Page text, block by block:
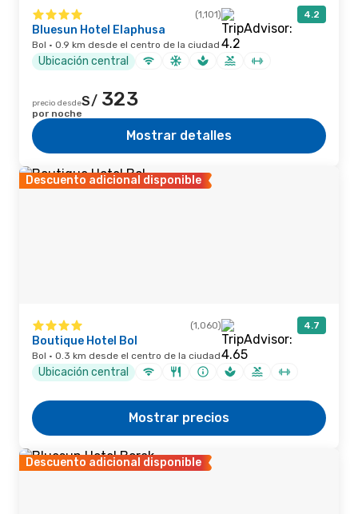
(1,101) 4.2
Bluesun Hotel Elaphusa
Bol · 0.9 km desde el centro de la ciudad
Ubicación central
precio desdeS/ 323
por noche
Mostrar detalles
Descuento adicional disponible
(1,060) 4.7
Boutique Hotel Bol
Bol · 0.3 km desde el centro de la ciudad
Ubicación central
Mostrar precios
Descuento adicional disponible